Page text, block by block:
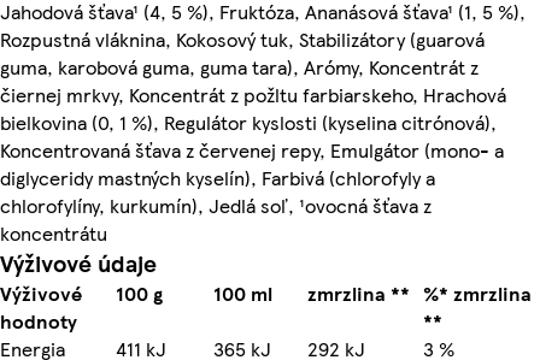
Jahodová šťava¹ (4, 5 %), Fruktóza, Ananásová šťava¹ (1, 5 %),
Rozpustná vláknina, Kokosový tuk, Stabilizátory (guarová
guma, karobová guma, guma tara), Arómy, Koncentrát z
čiernej mrkvy, Koncentrát z požltu farbiarskeho, Hrachová
bielkovina (0, 1 %), Regulátor kyslosti (kyselina citrónová),
Koncentrovaná šťava z červenej repy, Emulgátor (mono- a
diglyceridy mastných kyselín), Farbivá (chlorofyly a
chlorofylíny, kurkumín), Jedlá soľ, ¹ovocná šťava z
koncentrátu
Výživové údaje
Výživové
hodnoty
100 g 100 ml zmrzlina ** %* zmrzlina
**
Energia
411 kJ 365 kJ 292 kJ
3 %